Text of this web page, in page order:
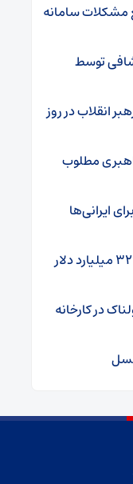
مشکلات سامانه
توسط
انقلاب در روز
مطلوب
ایرانی‌ها
سوانح رانندگی سالانه بین ۹ تا ۳۲ میلیارد دلار
در کارخانه